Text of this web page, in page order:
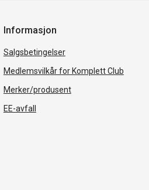
Informasjon
Salgsbetingelser
Medlemsvilkår for Komplett Club
Merker/produsent
EE-avfall